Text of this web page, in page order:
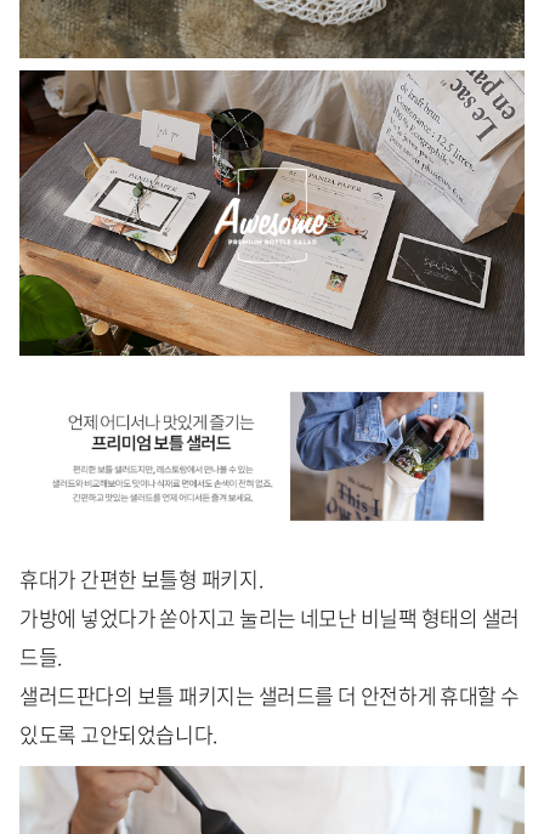
휴대가 간편한 보틀형 패키지.
가방에 넣었다가 쏟아지고 눌리는 네모난 비닐팩 형태의 샐러
드들.
샐러드판다의 보틀 패키지는 샐러드를 더 안전하게 휴대할 수
있도록 고안되었습니다.